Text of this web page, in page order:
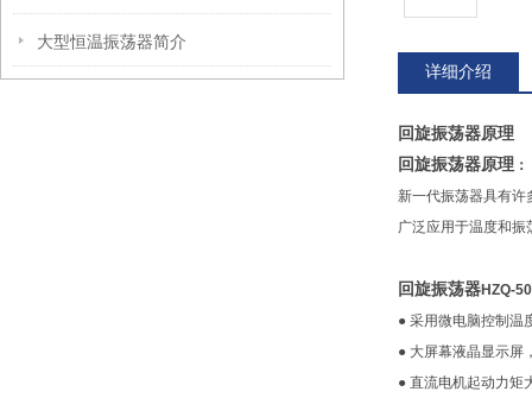
大型恒温振荡器简介
详细介绍
回旋振荡器原理
回旋振荡器原理 ：
新一代振荡器具有
广泛应用于温度和
回旋振荡器HZQ-
● 采用微电脑控制温
● 大屏幕液晶显示屏
● 直流电机起动力矩